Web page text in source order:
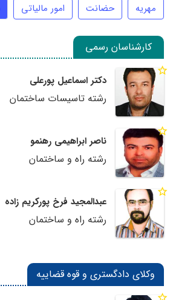
مهریه حضانت امور مالیاتی
کارشناسان رسمی
دکتر اسماعیل پورعلی
رشته تاسیسات ساختمان
ناصر ابراهیمی رهنمو
رشته راه و ساختمان
عبدالمجید فرخ پورکریم زاده
رشته راه و ساختمان
وکلای دادگستری و قوه قضاییه